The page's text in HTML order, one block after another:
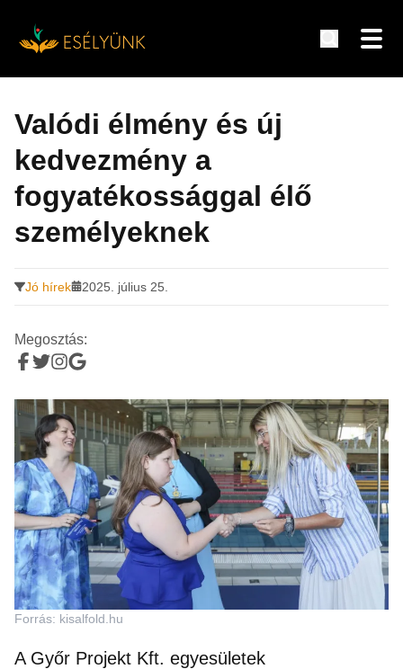
tartalomra
Valódi élmény és új
kedvezmény a
fogyatékossággal élő
személyeknek
Jó hírek 2025. július 25.
Megosztás:
Forrás: kisalfold.hu
A Győr Projekt Kft. egyesületek